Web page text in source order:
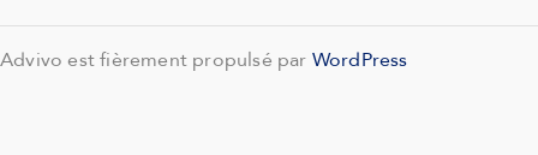
Advivo est fièrement propulsé par WordPress